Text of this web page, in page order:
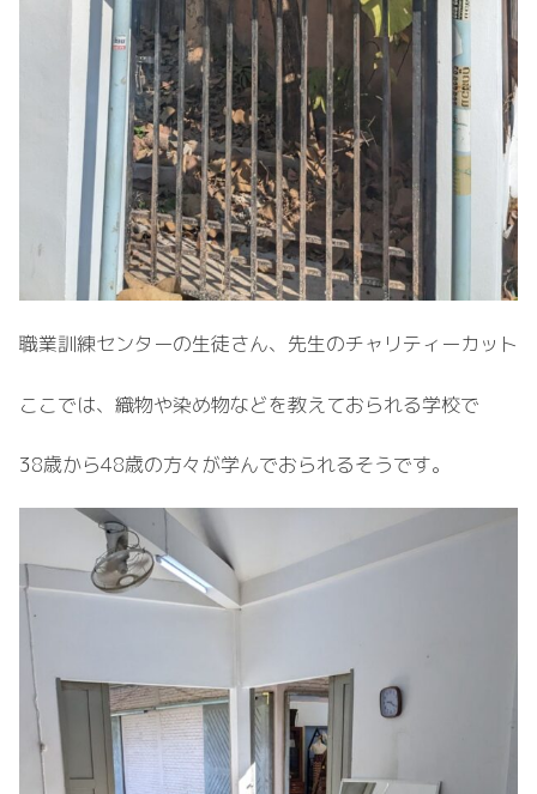
職業訓練センターの生徒さん、先生のチャリティーカット
ここでは、織物や染め物などを教えておられる学校で
38歳から48歳の方々が学んでおられるそうです。